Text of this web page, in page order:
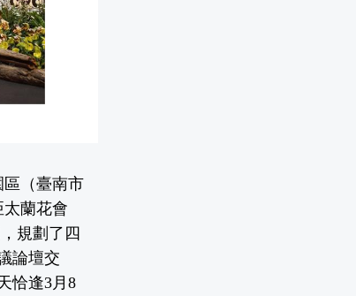
區（臺南市
蘭花會
規劃了四
論壇交
恰逢3月8